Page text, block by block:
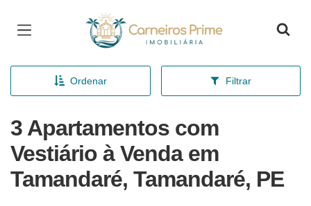
Página inicial
Ordenar Filtrar
3 Apartamentos com
Vestiário à Venda em
Tamandaré, Tamandaré, PE